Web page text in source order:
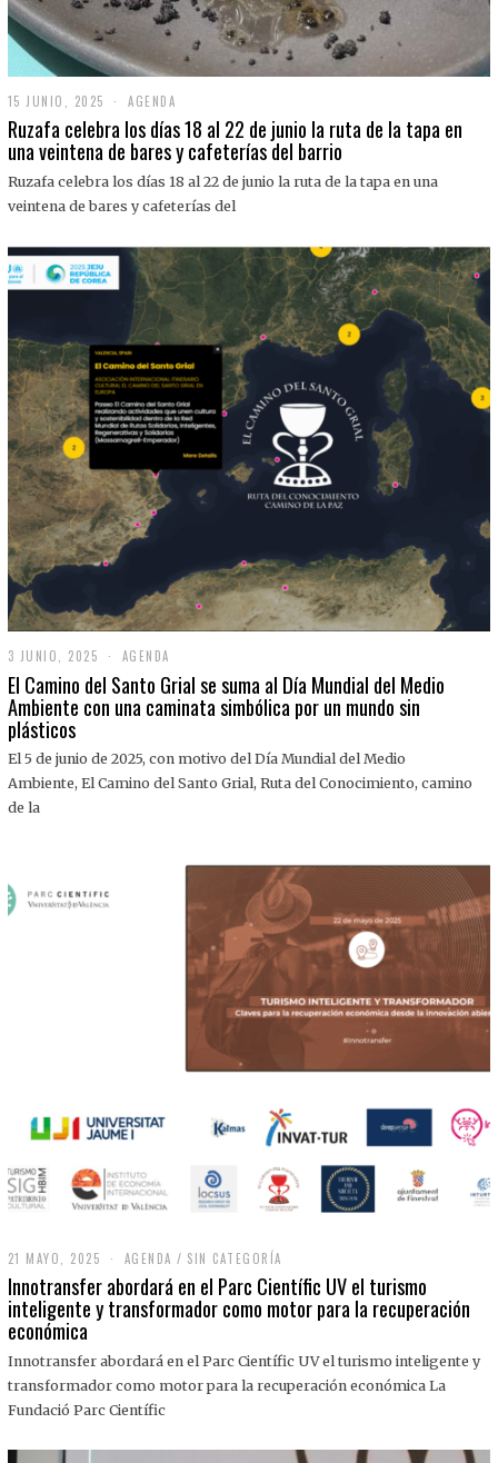
15 JUNIO, 2025
J
U
I
O
0
2
5
AGENDA
Ruzafa celebra los días 18 al 22 de junio la ruta de la tapa en
una veintena de bares y cafeterías del barrio
Ruzafa celebra los días 18 al 22 de junio la ruta de la tapa en una
veintena de bares y cafeterías del
3 JUNIO, 2025
J
U
N
,
0
AGENDA
El Camino del Santo Grial se suma al Día Mundial del Medio
Ambiente con una caminata simbólica por un mundo sin
plásticos
El 5 de junio de 2025, con motivo del Día Mundial del Medio
Ambiente, El Camino del Santo Grial, Ruta del Conocimiento, camino
de la
21 MAYO, 2025
M
A
Y
,
0
2
AGENDA / SIN CATEGORÍA
Innotransfer abordará en el Parc Científic UV el turismo
inteligente y transformador como motor para la recuperación
económica
Innotransfer abordará en el Parc Científic UV el turismo inteligente y
transformador como motor para la recuperación económica La
Fundació Parc Científic